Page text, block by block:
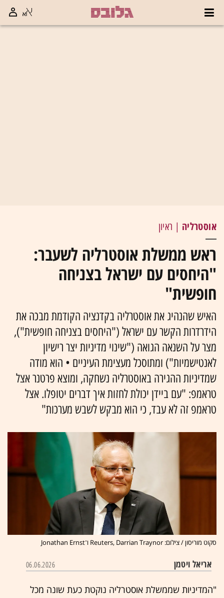
אוסטרליה | ראיון
ראש ממשלת אוסטרליה לשעבר:
"היחסים עם ישראל בצניחה
חופשית"
האיש שהנהיג את אוסטרליה בקדנציה הקודמת מבכה את
הידרדרות הקשר עם ישראל ("היחסים בצניחה חופשית"),
מצר על השנאה הגואה ("שינוי מדיניות יצר רישיון
לאנטישמיות") ומתוסכל מעצימת העיניים • הוא מודה
שמדיניות ההגירה באוסטרליה נשחקה, ומוצא פרטנר אצל
טראמפ: "עם ביידן יכולת לחזות איך דברים יטופלו. אצל
טראמפ זה לא עבד, כי הוא מבקש לשבש מערכות"
סקוט מוריסון / צילום: Reuters, Darrian Traynor ו־Jonathan Ernst
אריאל ויטמן 06.06.2026
"המדיניות שממשלת אוסטרליה נוקטת כעת שונה מכל